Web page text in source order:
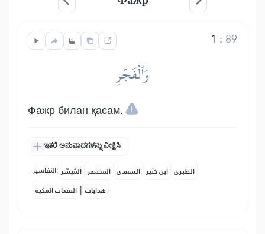
1 : 89
وَٱلۡفَجۡرِ
Фажр билан қасам.
ಇತರೆ ಅನುವಾದಗಳನ್ನು ವೀಕ್ಷಿಸಿ
التفاسير: المُيسَّر المختصر السعدي ابن كثير الطبري
النفحات المكية | هدايات